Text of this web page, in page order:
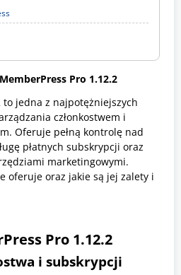
d
O
s
W
t
c
z
k
i
W
r
s
Pro 1.12.2
to jedna z najpotężniejszych
członkostwem i
Oferuje pełną kontrolę nad
płatnych subskrypcji oraz
marketingowymi.
oferuje oraz jakie są jej zalety i
Pro 1.12.2
i subskrypcji